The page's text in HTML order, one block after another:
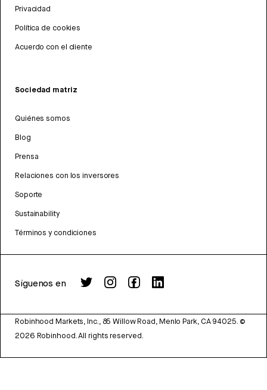
Privacidad
Política de cookies
Acuerdo con el cliente
Sociedad matriz
Quiénes somos
Blog
Prensa
Relaciones con los inversores
Soporte
Sustainability
Términos y condiciones
Síguenos en
Robinhood Markets, Inc., 85 Willow Road, Menlo Park, CA 94025. ©
2026 Robinhood. All rights reserved.